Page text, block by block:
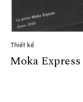
Thiết kế
Moka Express